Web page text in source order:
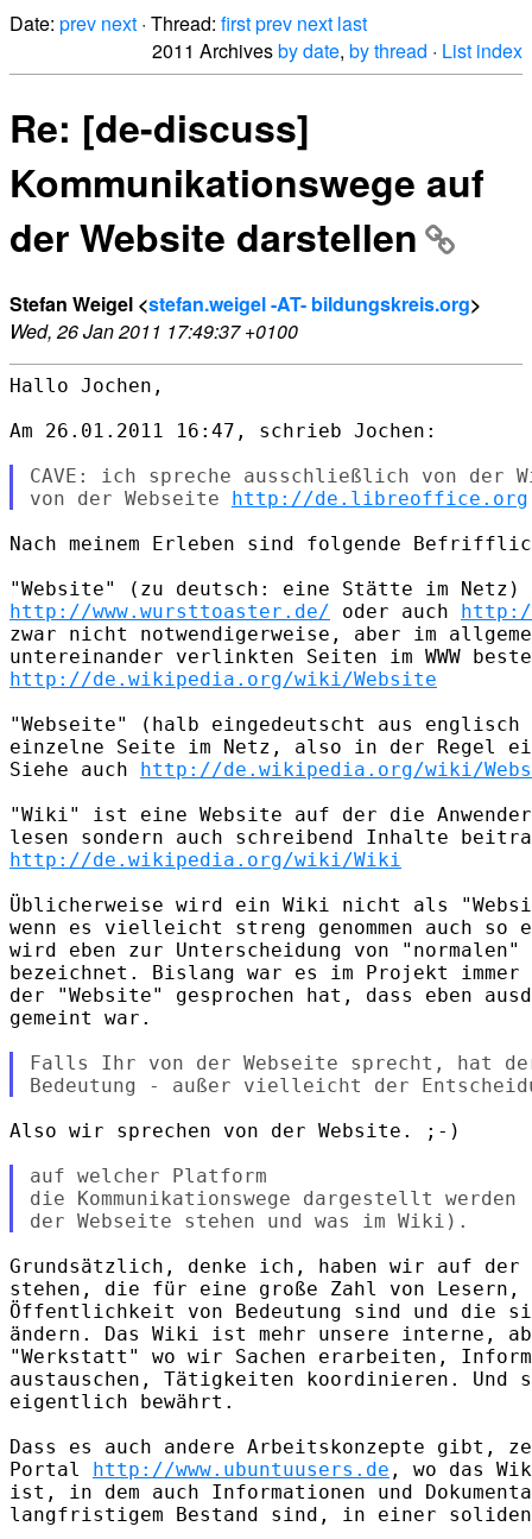
Date: prev next · Thread: firstprev next last
2011 Archivesby date, by thread · List index
Re: [de-discuss]
Kommunikationswege auf
der Website darstellen
Stefan Weigel <stefan.weigel -AT- bildungskreis.org>
Wed, 26 Jan 2011 17:49:37 +0100
Hallo Jochen,
Am 26.01.2011 16:47, schrieb Jochen:
CAVE: ich spreche ausschließlich von
von der Webseite http://de.libreoffice.org
Nach meinem Erleben sind folgende
http://www.wursttoaster.de/ oder auch
zwar nicht notwendigerweise, aber im
http://de.wikipedia.org/wiki/Website
"Webseite" (halb eingedeutscht aus
einzelne Seite im Netz, also in der Regel
Siehe auch http://de.wikipedia.org/wiki/
"Wiki" ist eine Website auf der die
http://de.wikipedia.org/wiki/Wiki
Üblicherweise wird ein Wiki nicht als
wenn es vielleicht streng genommen auch
wird eben zur Unterscheidung von
bezeichnet. Bislang war es im Projekt immer
der "Website" gesprochen hat, dass eben
gemeint war.
Falls Ihr von der Webseite sprecht, hat
Also wir sprechen von der Website. ;-)
auf welcher Platform
die Kommunikationswege dargestellt
Grundsätzlich, denke ich, haben wir auf der
stehen, die für eine große Zahl von
Öffentlichkeit von Bedeutung sind und die
ändern. Das Wiki ist mehr unsere interne,
"Werkstatt" wo wir Sachen erarbeiten,
austauschen, Tätigkeiten koordinieren. Und
eigentlich bewährt.
Dass es auch andere Arbeitskonzepte gibt,
Portal http://www.ubuntuusers.de , wo das
ist, in dem auch Informationen und
langfristigem Bestand sind, in einer